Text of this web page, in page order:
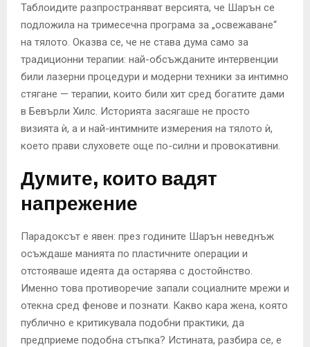
Таблоидите разпространяват версията, че Шарън се
подложила на тримесечна програма за „освежаване“
на тялото. Оказва се, че не става дума само за
традиционни терапии: най-обсъжданите интервенции
били лазерни процедури и модерни техники за интимно
стягане — терапии, които били хит сред богатите дами
в Бевърли Хилс. Историята засягаше не просто
визията ѝ, а и най-интимните измерения на тялото ѝ,
което прави слуховете още по-силни и провокативни.
Думите, които вадят
напрежение
Парадоксът е явен: през годините Шарън неведнъж
осъждаше манията по пластичните операции и
отстояваше идеята да остарява с достойнство.
Именно това противоречие запали социалните мрежи и
отекна сред фенове и познати. Какво кара жена, която
публично е критикувала подобни практики, да
предприеме подобна стъпка? Истината, разбира се, е